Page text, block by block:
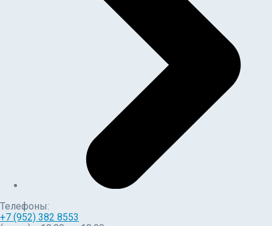
Телефоны:
+7 (952) 382 8553